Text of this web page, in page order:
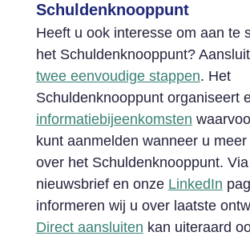
Schuldenknooppunt
Heeft u ook interesse om aan te
het Schuldenknooppunt?
twee eenvoudige stappen. Het
Schuldenknooppunt organiseert
informatiebijeenkomsten
kunt aanmelden wanneer u
over het Schuldenknooppunt.
nieuwsbrief en onze LinkedIn
informeren wij u over laatste
Direct aansluiten kan uiteraard